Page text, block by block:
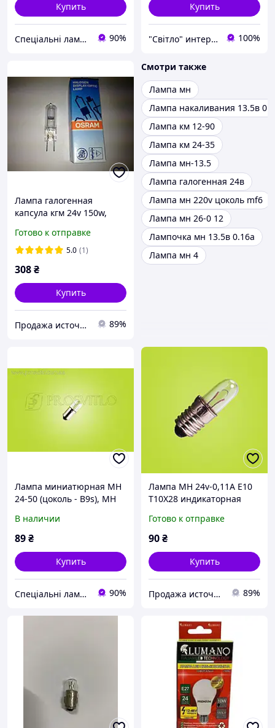
Купить
Спеціальні лампи та запчастини 90%
Купить
"Світло" интернет-магазин 100%
Лампа галогенная
капсула кгм 24v 150w,
Готово к отправке
5.0 (1)
308₴
Купить
Продажа источников света специального и бытового назначения 89%
Смотри также
Лампа мн
Лампа накаливания 13.5в
Лампа км 12-90
Лампа км 24-35
Лампа мн-13.5
Лампа галогенная 24в
Лампа мн 220v цоколь mf6
Лампа мн 26-0 12
Лампочка мн 13.5в 0.16а
Лампа мн 4
Лампа миниатюрная МН
24-50 (цоколь - B9s), МН
В наличии
89₴
Купить
Спеціальні лампи та запчастини 90%
Лампа МН 24v-0,11A E10
T10X28 индикаторная
Готово к отправке
90₴
Купить
Продажа источников света специального и бытового назначения 89%